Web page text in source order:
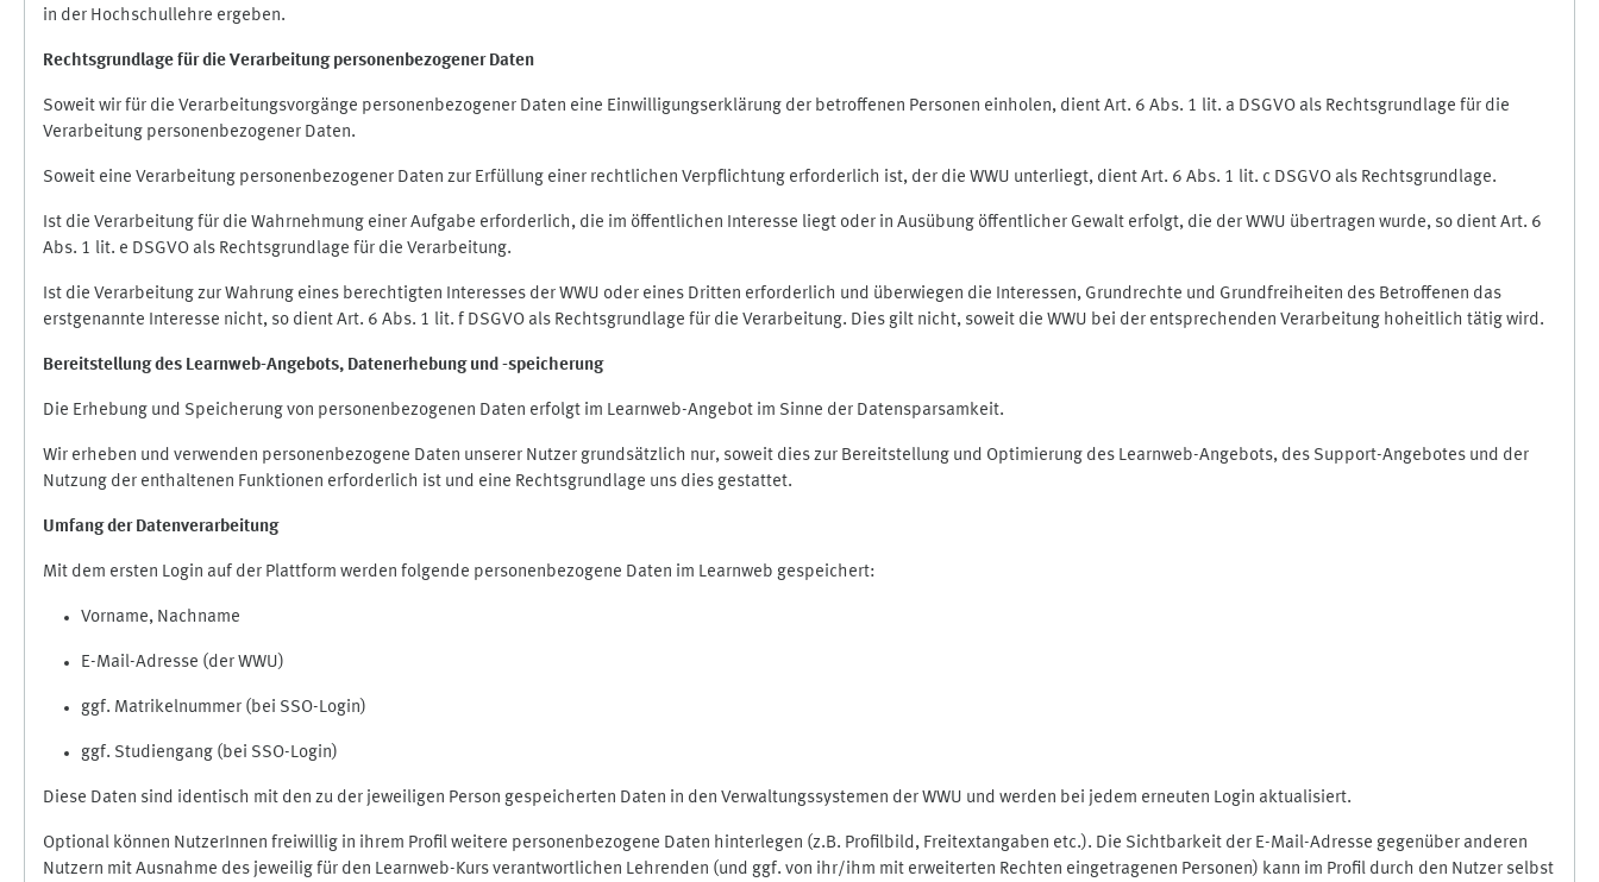
in der Hochschullehre ergeben.
Rechtsgrundlage für die Verarbeitung personenbezogener Daten
Soweit wir für die Verarbeitungsvorgänge personenbezogener Daten eine Einwilligungserklärung der betroffenen Personen einholen, dient Art. 6 Abs. 1 lit. a DSGVO als Rechtsgrundlage für die
Verarbeitung personenbezogener Daten.
Soweit eine Verarbeitung personenbezogener Daten zur Erfüllung einer rechtlichen Verpflichtung erforderlich ist, der die WWU unterliegt, dient Art. 6 Abs. 1 lit. c DSGVO als Rechtsgrundlage.
Ist die Verarbeitung für die Wahrnehmung einer Aufgabe erforderlich, die im öffentlichen Interesse liegt oder in Ausübung öffentlicher Gewalt erfolgt, die der WWU übertragen wurde, so dient Art. 6
Abs. 1 lit. e DSGVO als Rechtsgrundlage für die Verarbeitung.
Ist die Verarbeitung zur Wahrung eines berechtigten Interesses der WWU oder eines Dritten erforderlich und überwiegen die Interessen, Grundrechte und Grundfreiheiten des Betroffenen das
erstgenannte Interesse nicht, so dient Art. 6 Abs. 1 lit. f DSGVO als Rechtsgrundlage für die Verarbeitung. Dies gilt nicht, soweit die WWU bei der entsprechenden Verarbeitung hoheitlich tätig wird.
Bereitstellung des Learnweb-Angebots, Datenerhebung und -speicherung
Die Erhebung und Speicherung von personenbezogenen Daten erfolgt im Learnweb-Angebot im Sinne der Datensparsamkeit.
Wir erheben und verwenden personenbezogene Daten unserer Nutzer grundsätzlich nur, soweit dies zur Bereitstellung und Optimierung des Learnweb-Angebots, des Support-Angebotes und der
Nutzung der enthaltenen Funktionen erforderlich ist und eine Rechtsgrundlage uns dies gestattet.
Umfang der Datenverarbeitung
Mit dem ersten Login auf der Plattform werden folgende personenbezogene Daten im Learnweb gespeichert:
Vorname, Nachname
E-Mail-Adresse (der WWU)
ggf. Matrikelnummer (bei SSO-Login)
ggf. Studiengang (bei SSO-Login)
Diese Daten sind identisch mit den zu der jeweiligen Person gespeicherten Daten in den Verwaltungssystemen der WWU und werden bei jedem erneuten Login aktualisiert.
Optional können NutzerInnen freiwillig in ihrem Profil weitere personenbezogene Daten hinterlegen (z.B. Profilbild, Freitextangaben etc.). Die Sichtbarkeit der E-Mail-Adresse gegenüber anderen
Nutzern mit Ausnahme des jeweilig für den Learnweb-Kurs verantwortlichen Lehrenden (und ggf. von ihr/ihm mit erweiterten Rechten eingetragenen Personen) kann im Profil durch den Nutzer selbst